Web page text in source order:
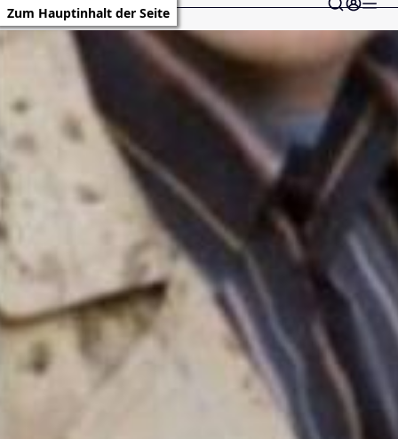
Zum Hauptinhalt der Seite